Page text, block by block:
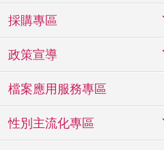
採購專區
政策宣導
檔案應用服務專區
性別主流化專區